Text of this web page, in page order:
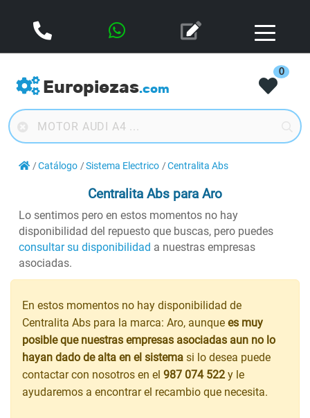
Europiezas.com
0
Catálogo Sistema Electrico Centralita Abs
Centralita Abs para Aro
Lo sentimos pero en estos momentos no hay
disponibilidad del repuesto que buscas, pero puedes
consultar su disponibilidad a nuestras empresas
asociadas.
En estos momentos no hay disponibilidad de
Centralita Abs para la marca: Aro, aunque es muy
posible que nuestras empresas asociadas aun no lo
hayan dado de alta en el sistema si lo desea puede
contactar con nosotros en el 987 074 522 y le
ayudaremos a encontrar el recambio que necesita.